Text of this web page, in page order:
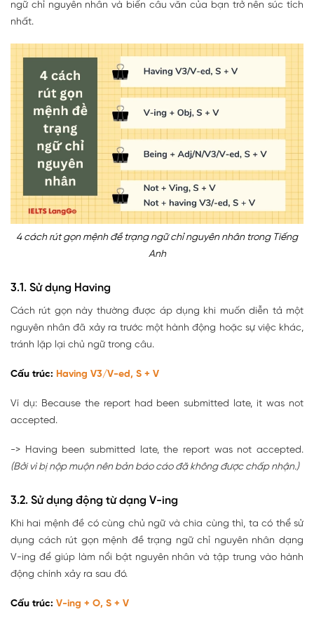
ngữ chỉ nguyên nhân và biến câu văn của bạn trở nên súc tích
nhất.
4 cách rút gọn mệnh đề trạng ngữ chỉ nguyên nhân trong Tiếng
Anh
3.1. Sử dụng Having
Cách rút gọn này thường được áp dụng khi muốn diễn tả một
nguyên nhân đã xảy ra trước một hành động hoặc sự việc khác,
tránh lặp lại chủ ngữ trong câu.
Cấu trúc: Having V3/V-ed, S + V
Ví dụ: Because the report had been submitted late, it was not
accepted.
-> Having been submitted late, the report was not accepted.
(Bởi vì bị nộp muộn nên bản báo cáo đã không được chấp nhận.)
3.2. Sử dụng động từ dạng V-ing
Khi hai mệnh đề có cùng chủ ngữ và chia cùng thì, ta có thể sử
dụng cách rút gọn mệnh đề trạng ngữ chỉ nguyên nhân dạng
V-ing để giúp làm nổi bật nguyên nhân và tập trung vào hành
động chính xảy ra sau đó.
Cấu trúc: V-ing + O, S + V